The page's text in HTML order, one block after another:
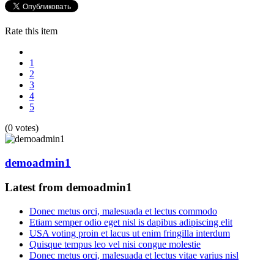
Rate this item
1
2
3
4
5
(0 votes)
demoadmin1
Latest from demoadmin1
Donec metus orci, malesuada et lectus commodo
Etiam semper odio eget nisl is dapibus adipiscing elit
USA voting proin et lacus ut enim fringilla interdum
Quisque tempus leo vel nisi congue molestie
Donec metus orci, malesuada et lectus vitae varius nisl